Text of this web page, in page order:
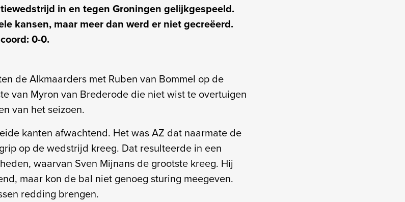
in en tegen Groningen gelijkgespeeld.
kansen, maar meer dan werd er niet gecreëerd.
0-0.
de Alkmaarders met Ruben van Bommel op de
van Myron van Brederode die niet wist te overtuigen
van het seizoen.
kanten afwachtend. Het was AZ dat naarmate de
op de wedstrijd kreeg. Dat resulteerde in een
waarvan Sven Mijnans de grootste kreeg. Hij
maar kon de bal niet genoeg sturing meegeven.
redding brengen.